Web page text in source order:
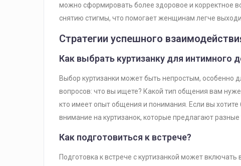
можно сформировать более здоровое и корректное
снятию стигмы, что помогает женщинам легче
Стратегии успешного
Как выбрать куртизанку для интимного
Выбор куртизанки может быть непростым, особенно
вопросов: что вы ищете? Какой тип общения вам
кто имеет опыт общения и понимания. Если вы
внимание на куртизанок, которые предлагают
Как подготовиться к встрече?
Подготовка к встрече с куртизанкой может